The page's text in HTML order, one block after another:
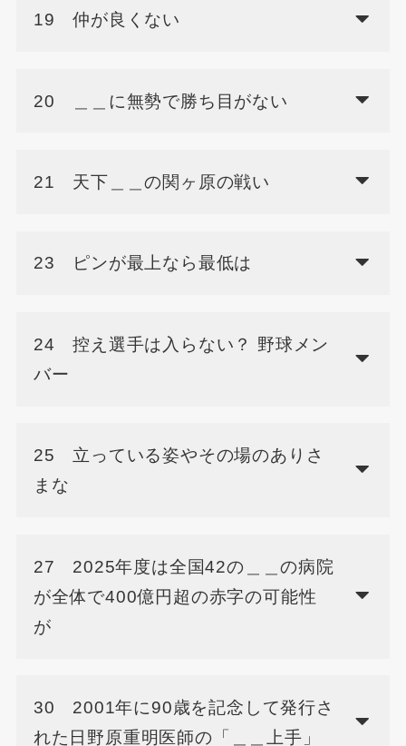
19 仲が良くない
20 ＿＿に無勢で勝ち目がない
21 天下＿＿の関ヶ原の戦い
23 ピンが最上なら最低は
24 控え選手は入らない？ 野球メン
バー
25 立っている姿やその場のありさ
まな
27 2025年度は全国42の＿＿の病院
が全体で400億円超の赤字の可能性
が
30 2001年に90歳を記念して発行さ
れた日野原重明医師の「＿＿上手」